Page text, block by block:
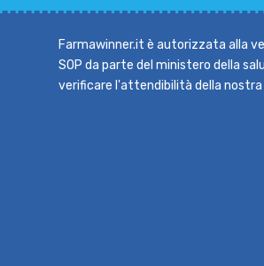
Farmawinner.it è autorizzata alla
SOP da parte del ministero della
verificare l'attendibilità della